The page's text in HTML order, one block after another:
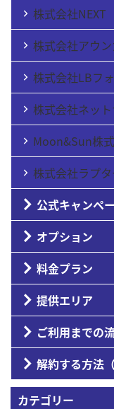
株式会社NEXT
株式会社アウ
株式会社LBフ
株式会社ネッ
Moon&Sun株
株式会社ラプ
公式キャンペ
オプション
料金プラン
提供エリア
ご利用までの
解約する方法
カテゴリー